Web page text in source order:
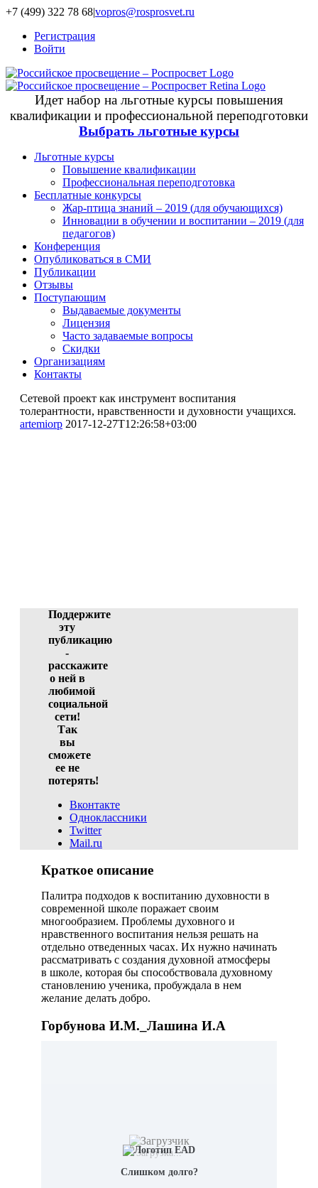
+7 (499) 322 78 68|vopros@rosprosvet.ru
Регистрация
Войти
Идет набор на льготные курсы повышения
квалификации и профессиональной переподготовки
Выбрать льготные курсы
Льготные курсы
Повышение квалификации
Профессиональная переподготовка
Бесплатные конкурсы
Жар-птица знаний – 2019 (для обучающихся)
Инновации в обучении и воспитании – 2019 (для
педагогов)
Конференция
Опубликоваться в СМИ
Публикации
Отзывы
Поступающим
Выдаваемые документы
Лицензия
Часто задаваемые вопросы
Скидки
Организациям
Контакты
Сетевой проект как инструмент воспитания
толерантности, нравственности и духовности учащихся.
artemiorp 2017-12-27T12:26:58+03:00
Поддержите
эту
публикацию
-
расскажите
о ней в
любимой
социальной
сети!
Так
вы
сможете
ее не
потерять!
Вконтакте
Одноклассники
Twitter
Mail.ru
Краткое описание
Палитра подходов к воспитанию духовности в
современной школе поражает своим
многообразием. Проблемы духовного и
нравственного воспитания нельзя решать на
отдельно отведенных часах. Их нужно начинать
рассматривать с создания духовной атмосферы
в школе, которая бы способствовала духовному
становлению ученика, пробуждала в нем
желание делать добро.
Горбунова И.М._Лашина И.А
Загрузка...
Слишком долго?